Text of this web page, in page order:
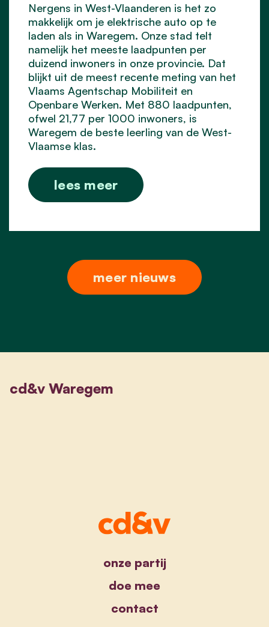
Nergens in West-Vlaanderen is het zo
makkelijk om je elektrische auto op te
laden als in Waregem. Onze stad telt
namelijk het meeste laadpunten per
duizend inwoners in onze provincie. Dat
blijkt uit de meest recente meting van het
Vlaams Agentschap Mobiliteit en
Openbare Werken. Met 880 laadpunten,
ofwel 21,77 per 1000 inwoners, is
Waregem de beste leerling van de West-
Vlaamse klas.
lees meer
meer nieuws
cd&v Waregem
onze partij
doe mee
contact